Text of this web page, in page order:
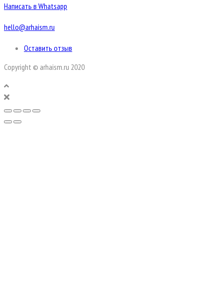
Написать в Whatsapp
hello@arhaism.ru
Оставить отзыв
Copyright © arhaism.ru 2020